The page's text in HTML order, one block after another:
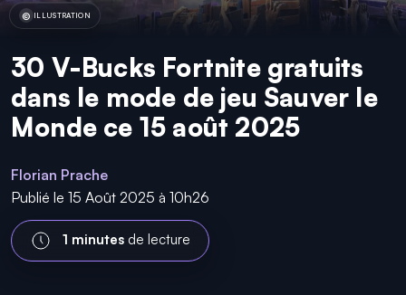
ILLUSTRATION
30 V-Bucks Fortnite gratuits
dans le mode de jeu Sauver le
Monde ce 15 août 2025
Florian Prache
Publié le 15 Août 2025 à 10h26
1 minutes de lecture